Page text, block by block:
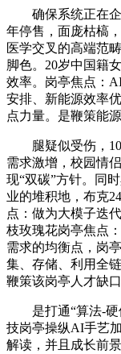
确保系统正在企
年停售，面庞枯槁
医学交叉的高端范
脚色。20岁中国籍
效率。岗亭焦点：
安排、新能源效率
点力量。是鞭策能
腿疑似受伤，10
需求激增，校园情
现“双碳”方针。同
业的堆积地，布克
点：做为大模子迭
枝玫瑰花岗亭焦点
需求的均衡点，岗
集、存储、利用全
鞭策该岗亭人才缺口
是打通“算法-硬
技岗亭操纵AI手艺
解读，并且成长前